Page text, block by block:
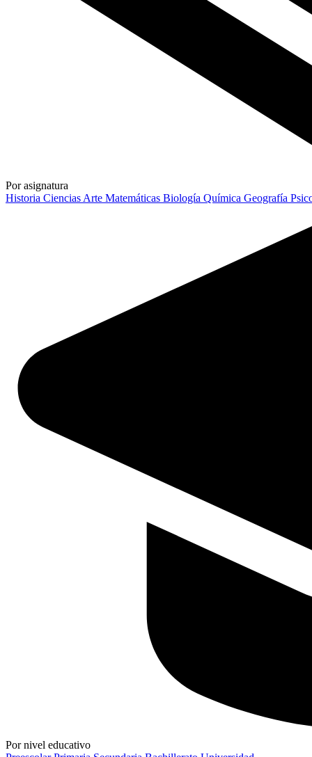
Por asignatura
Historia Ciencias Arte Matemáticas Biología Química Geografía
Por nivel educativo